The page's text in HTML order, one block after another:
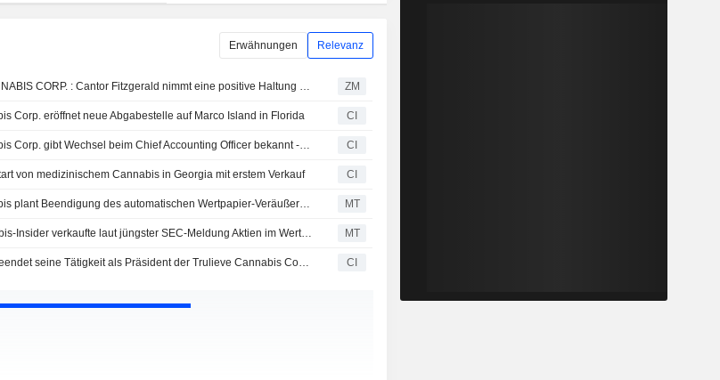
Erwähnungen Relevanz
TRULIEVE CANNABIS CORP. : Cantor Fitzgerald nimmt eine positive Haltung ein ZM
Corp. eröffnet neue Abgabestelle auf Marco Island in Florida CI
Trulieve Cannabis Corp. gibt Wechsel beim Chief Accounting Officer bekannt - wirksam zum 30. Juni 2026 CI
von medizinischem Cannabis in Georgia mit erstem Verkauf CI
Trulieve Cannabis plant Beendigung des automatischen Wertpapier-Veräußerungsplans für Führungskräfte MT
Trulieve-Cannabis-Insider verkaufte laut jüngster SEC-Meldung Aktien im Wert von 8.936.520 USD MT
Jason Pernell beendet seine Tätigkeit als Präsident der Trulieve Cannabis Corp. zum 11. Juni 2026 CI